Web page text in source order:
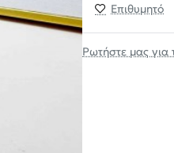
Επιθυμητό
Ρωτήστε μας για